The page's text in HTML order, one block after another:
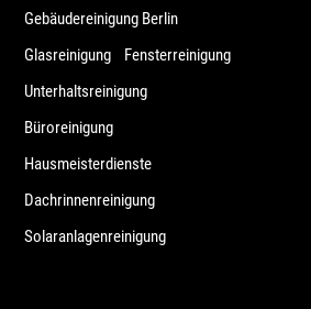
Gebäudereinigung Berlin
Glasreinigung
Fensterreinigung
Unterhaltsreinigung
Büroreinigung
Hausmeisterdienste
Dachrinnenreinigung
Solaranlagenreinigung